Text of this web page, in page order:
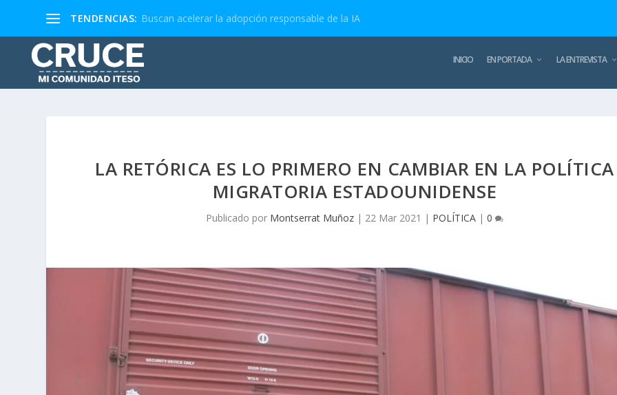
TENDENCIAS: Buscan acelerar la adopción responsable de la IA
INICIO EN PORTADA LA ENTREVISTA
LA RETÓRICA ES LO PRIMERO EN CAMBIAR EN LA POLÍTICA
MIGRATORIA ESTADOUNIDENSE
Publicado por Montserrat Muñoz| 22 Mar 2021 | POLÍTICA| 0